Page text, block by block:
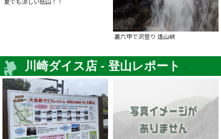
裏六甲で沢登り 逢山峡
川崎ダイス店 - 登山レポート